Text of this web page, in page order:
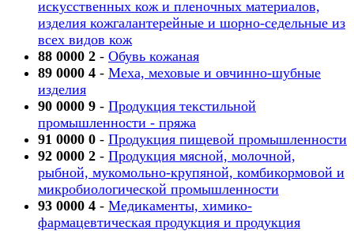
искусственных кож и пленочных материалов,
изделия кожгалантерейные и шорно-седельные из
всех видов кож
88 0000 2 - Обувь кожаная
89 0000 4 - Меха, меховые и овчинно-шубные
изделия
90 0000 9 - Продукция текстильной
промышленности - пряжа
91 0000 0 - Продукция пищевой промышленности
92 0000 2 - Продукция мясной, молочной,
рыбной, мукомольно-крупяной, комбикормовой и
микробиологической промышленности
93 0000 4 - Медикаменты, химико-
фармацевтическая продукция и продукция